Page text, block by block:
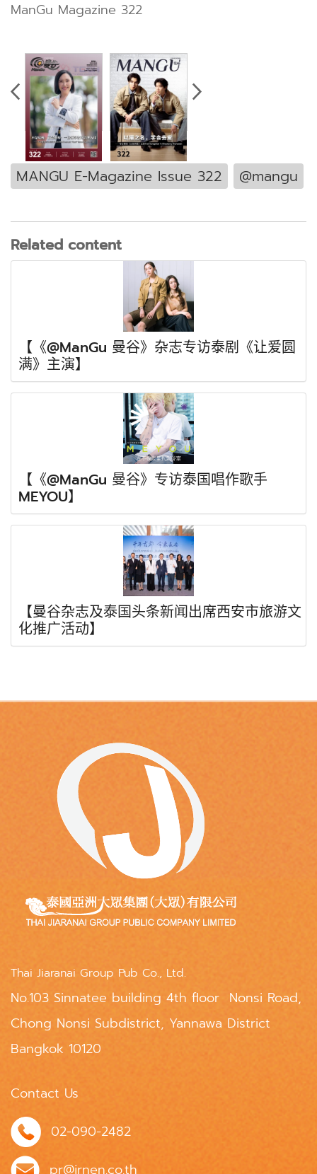
ManGu Magazine 322
MANGU E-Magazine Issue 322 @mangu
Related content
【《@ManGu 曼谷》杂志专访泰剧《让爱圆
满》主演】
【《@ManGu 曼谷》专访泰国唱作歌手
MEYOU】
【曼谷杂志及泰国头条新闻出席西安市旅游文
化推广活动】
Thai Jiaranai Group Pub Co., Ltd.
No.103 Sinnatee building 4th floor Nonsi Road,
Chong Nonsi Subdistrict, Yannawa District
Bangkok 10120
Contact Us
02-090-2482
pr@jrnen.co.th